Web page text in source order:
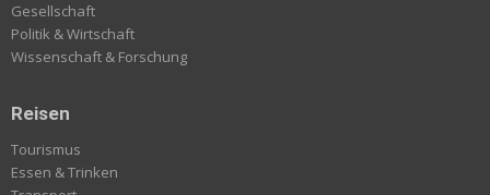
Gesellschaft
Politik & Wirtschaft
Wissenschaft & Forschung
Reisen
Tourismus
Essen & Trinken